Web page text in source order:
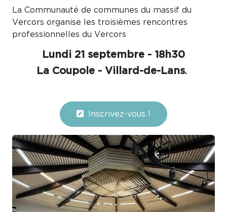
La Communauté de communes du massif du
Vercors organise les troisièmes rencontres
professionnelles du Vercors
Lundi 21 septembre - 18h30
La Coupole - Villard-de-Lans.
Inscrivez-vous !